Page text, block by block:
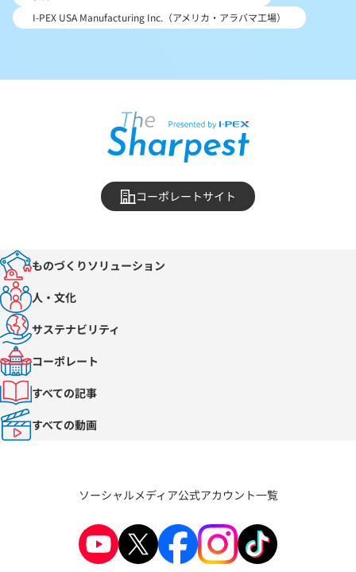
I-PEX USA Manufacturing Inc.（アメリカ・アラバマ工場）
コーポレートサイト
ものづくりソリューション
人・文化
サステナビリティ
コーポレート
すべての記事
すべての動画
ソーシャルメディア公式アカウント一覧